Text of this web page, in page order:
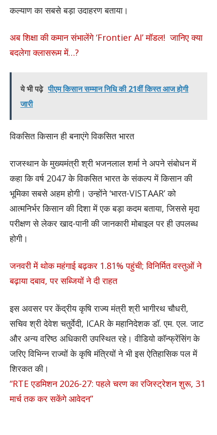
कल्याण का सबसे बड़ा उदाहरण बताया।
अब शिक्षा की कमान संभालेंगे ‘Frontier AI’ मॉडल! जानिए क्या
बदलेगा क्लासरूम में…?
ये भी पढ़े पीएम किसान सम्मान निधि की 21वीं किस्त आज होगी
जारी
विकसित किसान ही बनाएंगे विकसित भारत
राजस्थान के मुख्यमंत्री श्री भजनलाल शर्मा ने अपने संबोधन में
कहा कि वर्ष 2047 के विकसित भारत के संकल्प में किसान की
भूमिका सबसे अहम होगी। उन्होंने ‘भारत-VISTAAR’ को
आत्मनिर्भर किसान की दिशा में एक बड़ा कदम बताया, जिससे मृदा
परीक्षण से लेकर खाद-पानी की जानकारी मोबाइल पर ही उपलब्ध
होगी।
जनवरी में थोक महंगाई बढ़कर 1.81% पहुंची; विनिर्मित वस्तुओं ने
बढ़ाया दबाव, पर सब्जियों ने दी राहत
इस अवसर पर केंद्रीय कृषि राज्य मंत्री श्री भागीरथ चौधरी,
सचिव श्री देवेश चतुर्वेदी, ICAR के महानिदेशक डॉ. एम. एल. जाट
और अन्य वरिष्ठ अधिकारी उपस्थित रहे। वीडियो कॉन्फ्रेंसिंग के
जरिए विभिन्न राज्यों के कृषि मंत्रियों ने भी इस ऐतिहासिक पल में
शिरकत की।
“RTE एडमिशन 2026-27: पहले चरण का रजिस्ट्रेशन शुरू, 31
मार्च तक कर सकेंगे आवेदन”